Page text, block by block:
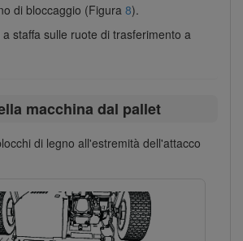
di bloccaggio (Figura 8).
staffa sulle ruote di trasferimento a
macchina dal pallet
di legno all'estremità dell'attacco